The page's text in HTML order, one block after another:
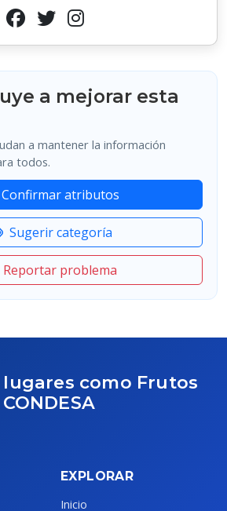
a mejorar esta
a mantener la información
todos.
Confirmar atributos
Sugerir categoría
Reportar problema
lugares como Frutos
EXPLORAR
Inicio